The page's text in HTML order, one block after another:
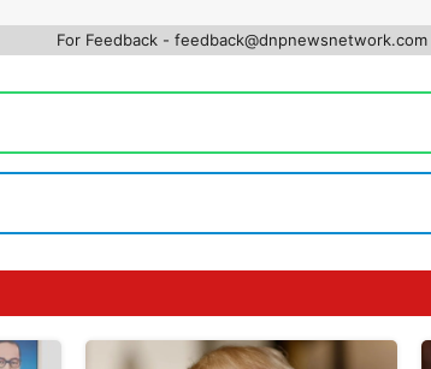
For Feedback - feedback@dnpnewsnetwork.com